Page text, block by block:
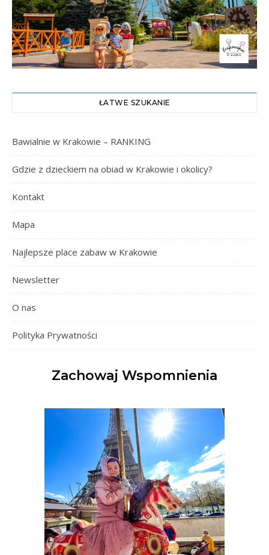
ŁATWE SZUKANIE
Bawialnie w Krakowie – RANKING
Gdzie z dzieckiem na obiad w Krakowie i okolicy?
Kontakt
Mapa
Najlepsze place zabaw w Krakowie
Newsletter
O nas
Polityka Prywatności
Zachowaj Wspomnienia